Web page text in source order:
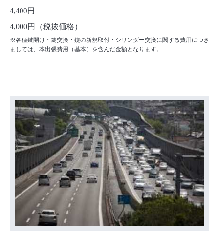
4,400円
4,000円（税抜価格）
※各種鍵開け・錠交換・錠の新規取付・シリンダー交換に関する費用につき
ましては、本出張費用（基本）を含んだ金額となります。